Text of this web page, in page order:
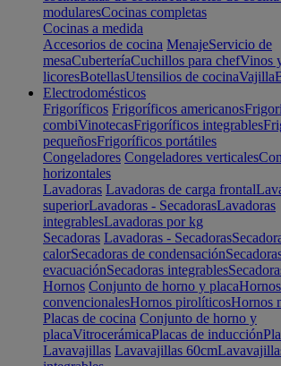
modularesCocinas completas
Cocinas a medida
Accesorios de cocina MenajeServicio de
mesaCuberteríaCuchillos para chefVinos
licoresBotellasUtensilios de cocinaVajilla
Electrodomésticos
Frigoríficos Frigoríficos americanos
combiVinotecasFrigoríficos integrables
pequeñosFrigoríficos portátiles
Congeladores Congeladores verticales
horizontales
Lavadoras Lavadoras de carga frontal
superiorLavadoras - SecadorasLavadoras
integrablesLavadoras por kg
Secadoras Lavadoras - Secadoras
calorSecadoras de condensación
evacuaciónSecadoras integrables
Hornos Conjunto de horno y placaHornos
convencionalesHornos pirolíticosHornos
Placas de cocina Conjunto de horno y
placaVitrocerámicaPlacas de inducción
Lavavajillas Lavavajillas 60cm